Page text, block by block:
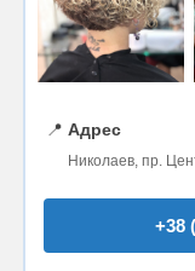
📍 Адрес
Николаев, пр.
+38